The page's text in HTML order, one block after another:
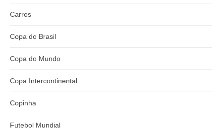
Carros
Copa do Brasil
Copa do Mundo
Copa Intercontinental
Copinha
Futebol Mundial